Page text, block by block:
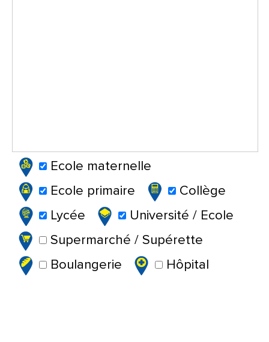
Ecole maternelle
Ecole primaire
Collège
Lycée
Université / Ecole
Supermarché / Supérette
Boulangerie
Hôpital